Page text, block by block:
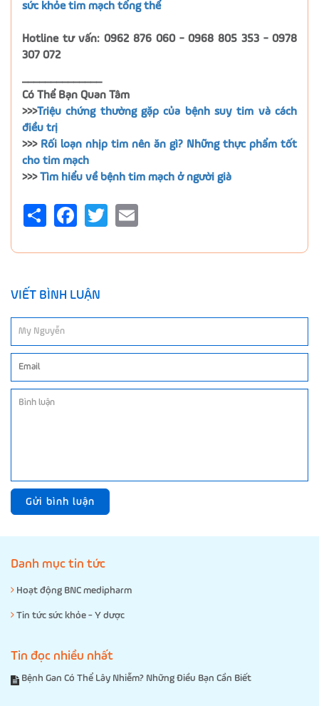
sức khỏe tim mạch tổng thể
Hotline tư vấn: 0962 876 060 - 0968 805 353 - 0978
307 072
______________
Có Thể Bạn Quan Tâm
>>>Triệu chứng thường gặp của bệnh suy tim và cách
điều trị
>>> Rối loạn nhịp tim nên ăn gì? Những thực phẩm tốt
cho tim mạch
>>>Tìm hiểu về bệnh tim mạch ở người già
Share FacebookTwitter
VIẾT BÌNH LUẬN
Gửi bình luận
Danh mục tin tức
Hoạt động BNC medipharm
Tin tức sức khỏe - Y dược
Tin đọc nhiều nhất
Bệnh Gan Có Thể Lây Nhiễm? Những Điều Bạn Cần Biết